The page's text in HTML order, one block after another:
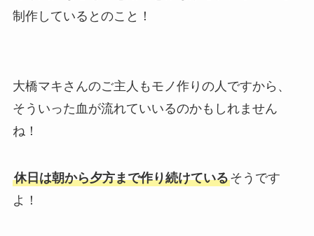
制作しているとのこと！
大橋マキさんのご主人もモノ作りの人ですから、
そういった血が流れていいるのかもしれません
ね！
休日は朝から夕方まで作り続けているそうです
よ！